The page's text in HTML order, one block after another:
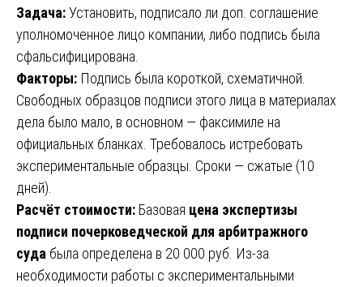
Задача:Установить, подписало ли доп. соглашение
уполномоченное лицо компании, либо подпись была
сфальсифицирована.
Факторы: Подпись была короткой, схематичной.
Свободных образцов подписи этого лица в материалах
дела было мало, в основном — факсимиле на
официальных бланках. Требовалось истребовать
экспериментальные образцы. Сроки — сжатые (10
дней).
Расчёт стоимости: Базовая цена экспертизы
подписи почерковедческой для арбитражного
суда была определена в 20 000 руб. Из-за
необходимости работы с экспериментальными